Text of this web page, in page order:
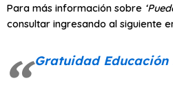
Para más información sobre
consultar ingresando al siguiente
Gratuidad Educación